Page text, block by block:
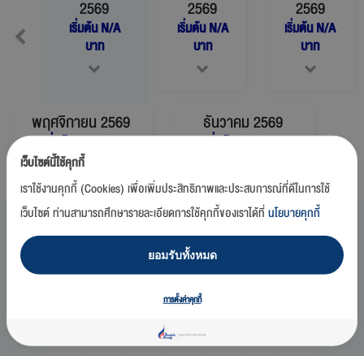
2569
เริ่มต้นN/A
บาท
2569
เริ่มต้นN/A
บาท
2569
เริ่มต้นN/A
บาท
พฤศจิกายน2569
เริ่มต้นN/Aบาท
ธันวาคม2569
เริ่มต้นN/Aบาท
สิงหาคม 2569
พ พฤ
เว็บไซต์นี้ใช้คุกกี้
เราใช้งานคุกกี้ (Cookies) เพื่อเพิ่มประสิทธิภาพและประสบการณ์ที่ดีในการใช้
เว็บไซต์ ท่านสามารถศึกษารายละเอียดการใช้คุกกี้ของเราได้ที่นโยบายคุกกี้
ยอมรับทั้งหมด
การตั้งค่าคุกกี้